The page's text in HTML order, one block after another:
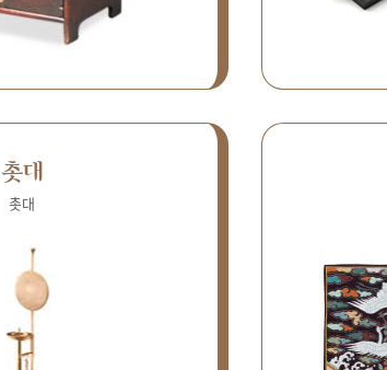
촛대
촛대